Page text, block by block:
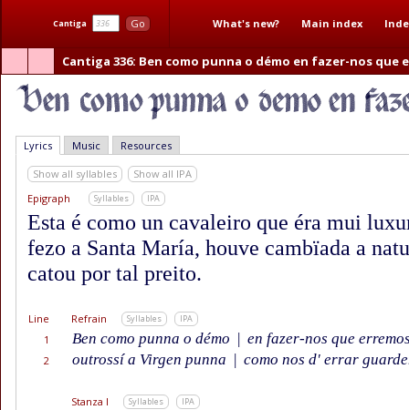
Cantiga Go What's new? Main index
Cantiga 336: Ben como punna o démo en fazer-nos que
Lyrics Music Resources
Show all syllables
Show all IPA
Epigraph
Syllables IPA
Esta é como un cavaleiro que éra mui
fezo a Santa María, houve cambïada a
catou por tal preito.
Line Refrain Syllables IPA
1 Ben como punna o démo | en fazer-nos que
2 outrossí a Virgen punna | como nos d' errar
Stanza I Syllables IPA